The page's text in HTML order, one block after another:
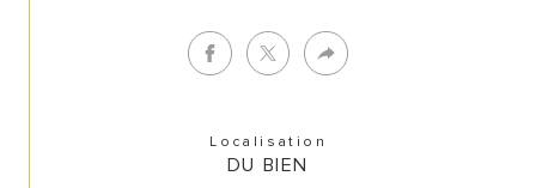
Localisation
DU BIEN